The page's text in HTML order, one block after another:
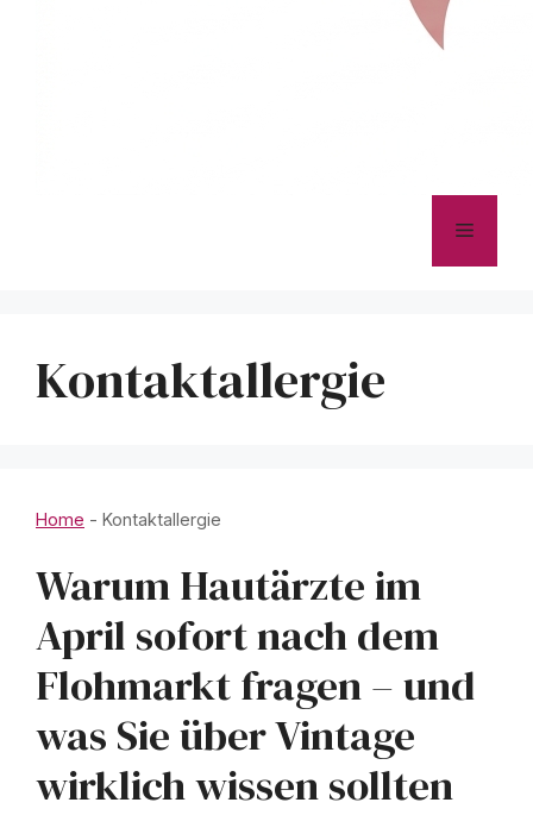
Menü
Kontaktallergie
Home - Kontaktallergie
Warum Hautärzte im
April sofort nach dem
Flohmarkt fragen – und
was Sie über Vintage
wirklich wissen sollten